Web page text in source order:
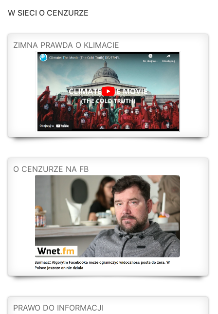
W SIECI O CENZURZE
ZIMNA PRAWDA O KLIMACIE
O CENZURZE NA FB
PRAWO DO INFORMACJI